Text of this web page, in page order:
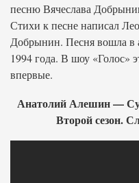
песню Вячеслава
Стихи к песне написал
Добрынин. Песня вошла в
1994 года. В шоу «Голос»
впервые.
Анатолий Алешин —
Второй сезон.